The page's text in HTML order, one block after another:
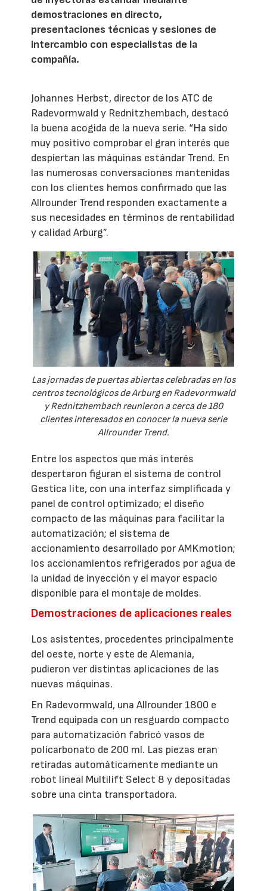
demostraciones en directo,
presentaciones técnicas y sesiones de
intercambio con especialistas de la
compañía.
Johannes Herbst, director de los ATC de
Radevormwald y Rednitzhembach, destacó
la buena acogida de la nueva serie. “Ha sido
muy positivo comprobar el gran interés que
despiertan las máquinas estándar Trend. En
las numerosas conversaciones mantenidas
con los clientes hemos confirmado que las
Allrounder Trend responden exactamente a
sus necesidades en términos de rentabilidad
y calidad Arburg”.
Las jornadas de puertas abiertas celebradas en los
centros tecnológicos de Arburg en Radevormwald
y Rednitzhembach reunieron a cerca de 180
clientes interesados en conocer la nueva serie
Allrounder Trend.
Entre los aspectos que más interés
despertaron figuran el sistema de control
Gestica lite, con una interfaz simplificada y
panel de control optimizado; el diseño
compacto de las máquinas para facilitar la
automatización; el sistema de
accionamiento desarrollado por AMKmotion;
los accionamientos refrigerados por agua de
la unidad de inyección y el mayor espacio
disponible para el montaje de moldes.
Demostraciones de aplicaciones reales
Los asistentes, procedentes principalmente
del oeste, norte y este de Alemania,
pudieron ver distintas aplicaciones de las
nuevas máquinas.
En Radevormwald, una Allrounder 1800 e
Trend equipada con un resguardo compacto
para automatización fabricó vasos de
policarbonato de 200 ml. Las piezas eran
retiradas automáticamente mediante un
robot lineal Multilift Select 8 y depositadas
sobre una cinta transportadora.